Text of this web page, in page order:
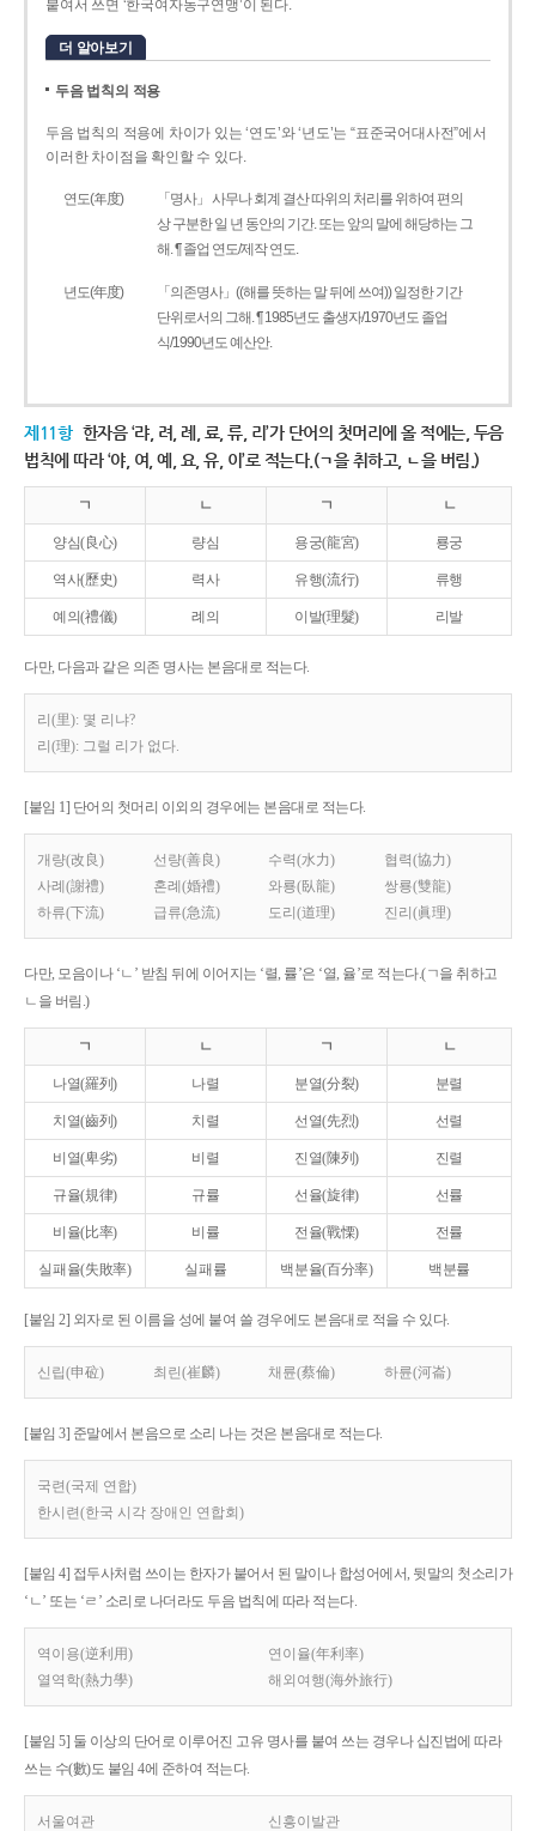
붙여서 쓰면 ‘한국여자농구연맹’이 된다.
더 알아보기
두음 법칙의 적용
두음 법칙의 적용에 차이가 있는 ‘연도’와 ‘년도’는 “표준국어대사전”에서
이러한 차이점을 확인할 수 있다.
연도(年度)
「명사」 사무나 회계 결산 따위의 처리를 위하여 편의
상 구분한 일 년 동안의 기간. 또는 앞의 말에 해당하는 그
해. ¶ 졸업 연도/제작 연도.
년도(年度)
「의존명사」((해를 뜻하는 말 뒤에 쓰여)) 일정한 기간
단위로서의 그해. ¶ 1985년도 출생자/1970년도 졸업
식/1990년도 예산안.
제11항 한자음 ‘랴, 려, 례, 료, 류, 리’가 단어의 첫머리에 올 적에는, 두음
법칙에 따라 ‘야, 여, 예, 요, 유, 이’로 적는다.(ㄱ을 취하고, ㄴ을 버림.)
ㄱ ㄴ ㄱ ㄴ
양심(良心) 량심 용궁(龍宮) 룡궁
역사(歷史) 력사 유행(流行) 류행
예의(禮儀) 례의 이발(理髮) 리발
다만, 다음과 같은 의존 명사는 본음대로 적는다.
리(里): 몇 리냐?
리(理): 그럴 리가 없다.
[붙임 1] 단어의 첫머리 이외의 경우에는 본음대로 적는다.
개량(改良) 선량(善良) 수력(水力)
협력(協力)
사례(謝禮)
혼례(婚禮) 와룡(臥龍)
쌍룡(雙龍)
하류(下流)
급류(急流) 도리(道理) 진리(眞理)
다만, 모음이나 ‘ㄴ’ 받침 뒤에 이어지는 ‘렬, 률’은 ‘열, 율’로 적는다.(ㄱ을 취하고
ㄴ을 버림.)
ㄱ ㄴ ㄱ ㄴ
나열(羅列) 나렬 분열(分裂) 분렬
치열(齒列) 치렬 선열(先烈) 선렬
비열(卑劣) 비렬 진열(陳列) 진렬
규율(規律) 규률 선율(旋律) 선률
비율(比率) 비률 전율(戰慄) 전률
실패율(失敗率) 실패률 백분율(百分率) 백분률
[붙임 2] 외자로 된 이름을 성에 붙여 쓸 경우에도 본음대로 적을 수 있다.
신립(申砬) 최린(崔麟) 채륜(蔡倫) 하륜(河崙)
[붙임 3] 준말에서 본음으로 소리 나는 것은 본음대로 적는다.
국련(국제 연합)
한시련(한국 시각 장애인 연합회)
[붙임 4] 접두사처럼 쓰이는 한자가 붙어서 된 말이나 합성어에서, 뒷말의 첫소리가
‘ㄴ’ 또는 ‘ㄹ’ 소리로 나더라도 두음 법칙에 따라 적는다.
역이용(逆利用)
연이율(年利率)
열역학(熱力學)
해외여행(海外旅行)
[붙임 5] 둘 이상의 단어로 이루어진 고유 명사를 붙여 쓰는 경우나 십진법에 따라
쓰는 수(數)도 붙임 4에 준하여 적는다.
서울여관 신흥이발관